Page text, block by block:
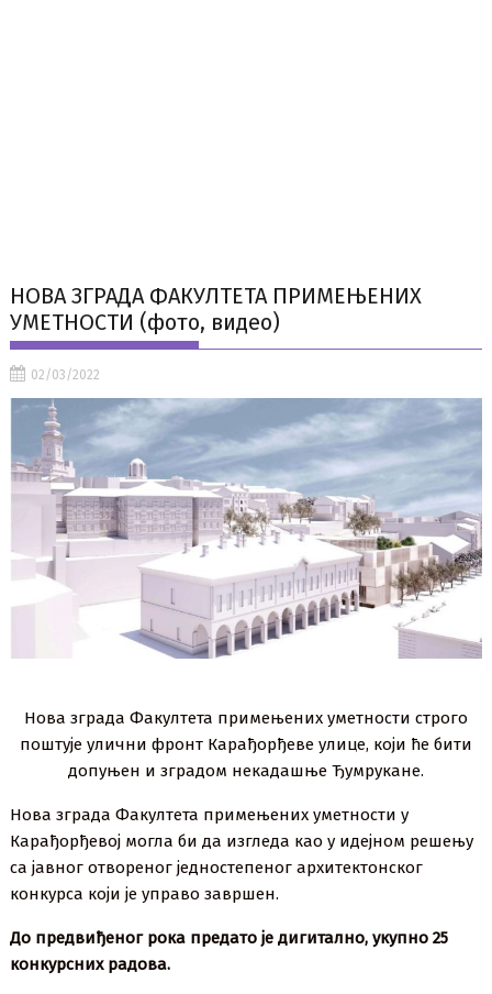
НОВА ЗГРАДА ФАКУЛТЕТА ПРИМЕЊЕНИХ
УМЕТНОСТИ (фото, видео)
02/03/2022
Нова зграда Факултета примењених уметности строго
поштује улични фронт Карађорђеве улице, који ће бити
допуњен и зградом некадашње Ђумрукане.
Нова зграда Факултета примењених уметности у
Карађорђевој могла би да изгледа као у идејном решењу
са јавног отвореног једностепеног архитектонског
конкурса који је управо завршен.
До предвиђеног рока предато је дигитално, укупно 25
конкурсних радова.